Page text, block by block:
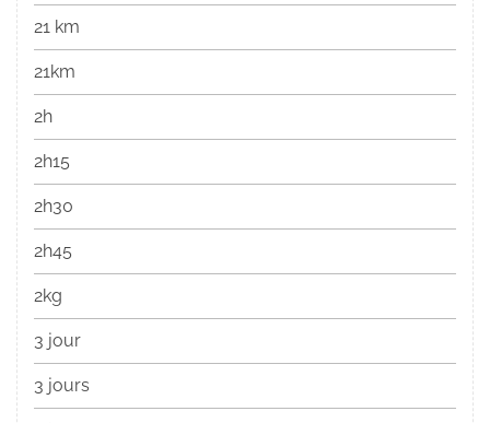
21 km
21km
2h
2h15
2h30
2h45
2kg
3 jour
3 jours